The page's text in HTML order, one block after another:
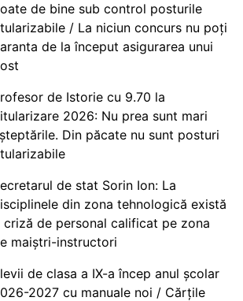
de bine sub control posturile
/ La niciun concurs nu poți
de la început asigurarea unui
de Istorie cu 9.70 la
2026: Nu prea sunt mari
Din păcate nu sunt posturi
de stat Sorin Ion: La
din zona tehnologică există
criză de personal calificat pe zona
maiștri-instructori
de clasa a IX-a încep anul școlar
2027 cu manuale noi / Cărțile